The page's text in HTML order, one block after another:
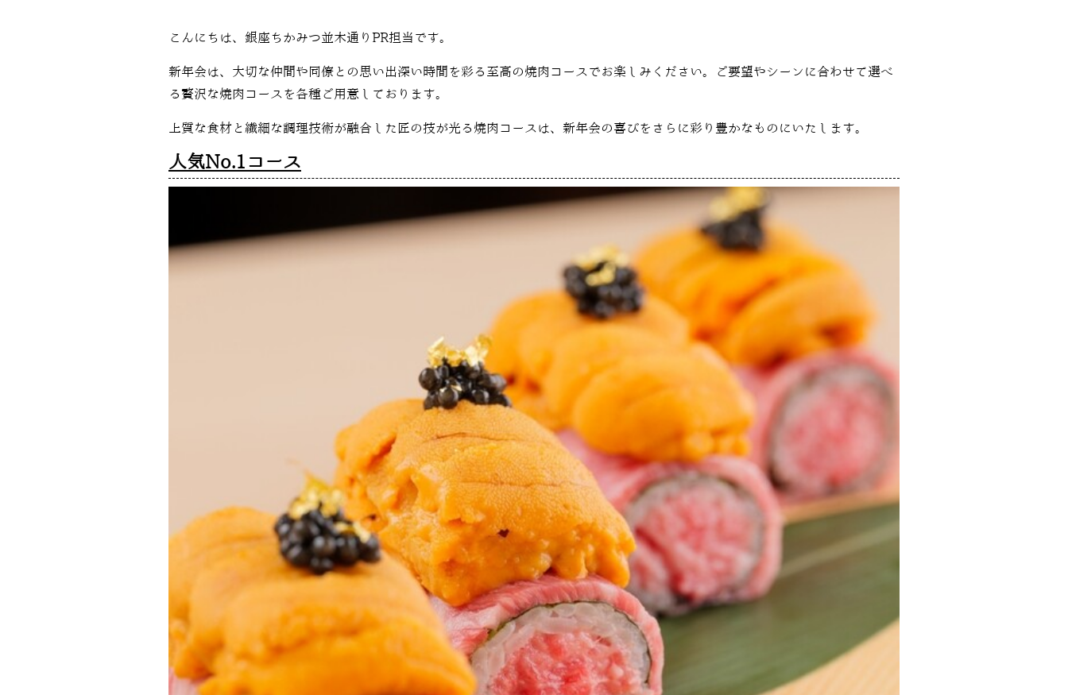
こんにちは、銀座ちかみつ並木通りPR担当です。
新年会は、大切な仲間や同僚との思い出深い時間を彩る至高の焼肉コースでお楽しみください。ご要望やシーンに合わせて選べ
る贅沢な焼肉コースを各種ご用意しております。
上質な食材と繊細な調理技術が融合した匠の技が光る焼肉コースは、新年会の喜びをさらに彩り豊かなものにいたします。
人気No.1コース